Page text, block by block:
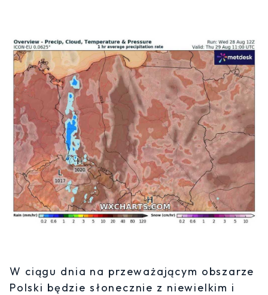
W ciągu dnia na przeważającym obszarze
Polski będzie słonecznie z niewielkim i